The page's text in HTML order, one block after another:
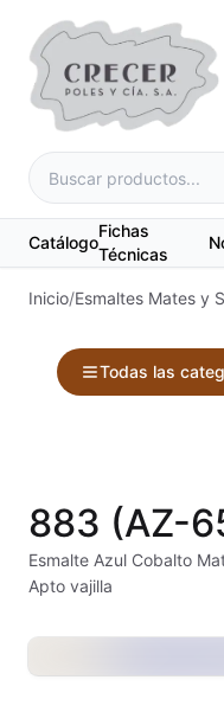
Catálogo
Fichas
Técnicas
Inicio/Esmaltes Mates y
Todas las
Alambre Kanthal
883 (AZ-
Esmalte Azul Cobalto
Apto vajilla